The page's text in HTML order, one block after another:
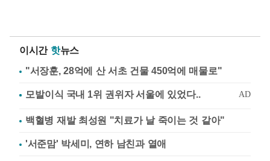
이시간 핫뉴스
"서장훈, 28억에 산 서초 건물 450억에 매물로"
백혈병 재발 최성원 "치료가 날 죽이는 것 같아"
'서준맘' 박세미, 연하 남친과 열애